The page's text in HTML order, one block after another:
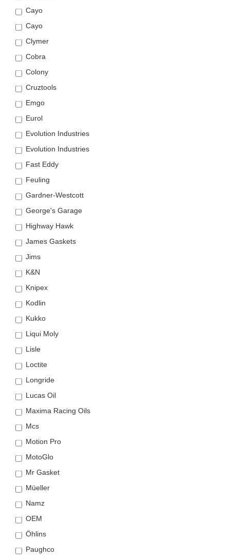
Cayo
Cayo
Clymer
Cobra
Colony
Cruztools
Emgo
Eurol
Evolution Industries
Evolution Industries
Fast Eddy
Feuling
Gardner-Westcott
George's Garage
Highway Hawk
James Gaskets
Jims
K&N
Knipex
Kodlin
Kukko
Liqui Moly
Lisle
Loctite
Longride
Lucas Oil
Maxima Racing Oils
Mcs
Motion Pro
MotoGlo
Mr Gasket
Müeller
Namz
OEM
Öhlins
Paughco